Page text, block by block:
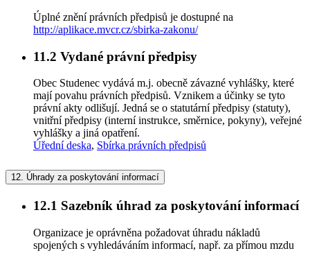
Úplné znění právních předpisů je dostupné na
http://aplikace.mvcr.cz/sbirka-zakonu/
11.2 Vydané právní předpisy
Obec Studenec vydává m.j. obecně závazné vyhlášky, které
mají povahu právních předpisů. Vznikem a účinky se tyto
právní akty odlišují. Jedná se o statutární předpisy (statuty),
vnitřní předpisy (interní instrukce, směrnice, pokyny), veřejné
vyhlášky a jiná opatření.
Úřední deska, Sbírka právních předpisů
12. Úhrady za poskytování informací
12.1 Sazebník úhrad za poskytování informací
Organizace je oprávněna požadovat úhradu nákladů
spojených s vyhledáváním informací, např. za přímou mzdu